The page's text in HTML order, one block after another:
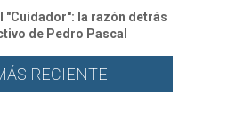
"Cuidador": la razón detrás
de Pedro Pascal
RECIENTE